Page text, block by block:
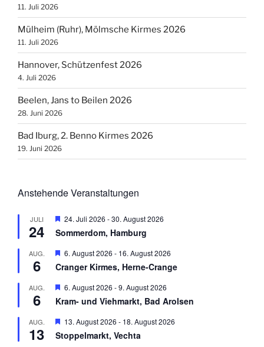
11. Juli 2026
Mülheim (Ruhr), Mölmsche Kirmes 2026
11. Juli 2026
Hannover, Schützenfest 2026
4. Juli 2026
Beelen, Jans to Beilen 2026
28. Juni 2026
Bad Iburg, 2. Benno Kirmes 2026
19. Juni 2026
Anstehende Veranstaltungen
JULI
24
H
r
o
r
e
h
o
e
24. Juli 2026 -30. August 2026
Sommerdom, Hamburg
AUG.
6
H
r
o
r
e
h
o
6. August 2026 - 16. August 2026
Cranger Kirmes, Herne-Crange
AUG.
6
H
r
o
r
6. August 2026 -9. August 2026
Kram- und Viehmarkt, Bad Arolsen
AUG.
13
H
r
13. August 2026 - 18. August 2026
Stoppelmarkt, Vechta